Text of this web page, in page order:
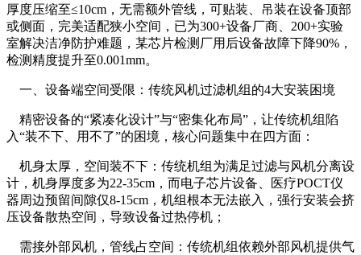
厚度压缩至≤10cm，无需额外管线，可贴装、吊装在设备顶部
或侧面，完美适配狭小空间，已为300+设备厂商、200+实验
室解决洁净防护难题，某芯片检测厂用后设备故障下降90%，
检测精度提升至0.001mm。
一、设备端空间受限：传统风机过滤机组的4大安装困境
精密设备的“紧凑化设计”与“密集化布局”，让传统机组陷
入“装不下、用不了”的困境，核心问题集中在四方面：
机身太厚，空间装不下：传统机组为满足过滤与风机分离设
计，机身厚度多为22-35cm，而电子芯片设备、医疗POCT仪
器周边预留间隙仅8-15cm，机组根本无法嵌入，强行安装会挤
压设备散热空间，导致设备过热停机；
需接外部风机，管线占空间：传统机组依赖外部风机提供气